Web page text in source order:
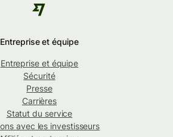
Entreprise et équipe
Entreprise et équipe
Sécurité
Presse
Carrières
Statut du service
avec les investisseurs